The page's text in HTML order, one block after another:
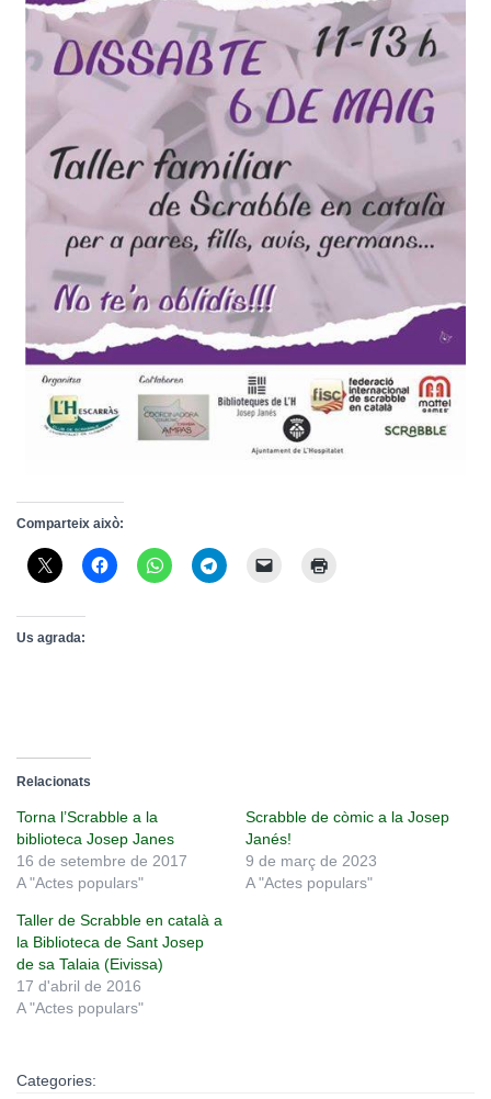
Comparteix això:
Us agrada:
Relacionats
Torna l’Scrabble a la
biblioteca Josep Janes
16 de setembre de 2017
A "Actes populars"
Scrabble de còmic a la Josep
Janés!
9 de març de 2023
A "Actes populars"
Taller de Scrabble en català a
la Biblioteca de Sant Josep
de sa Talaia (Eivissa)
17 d'abril de 2016
A "Actes populars"
Categories: